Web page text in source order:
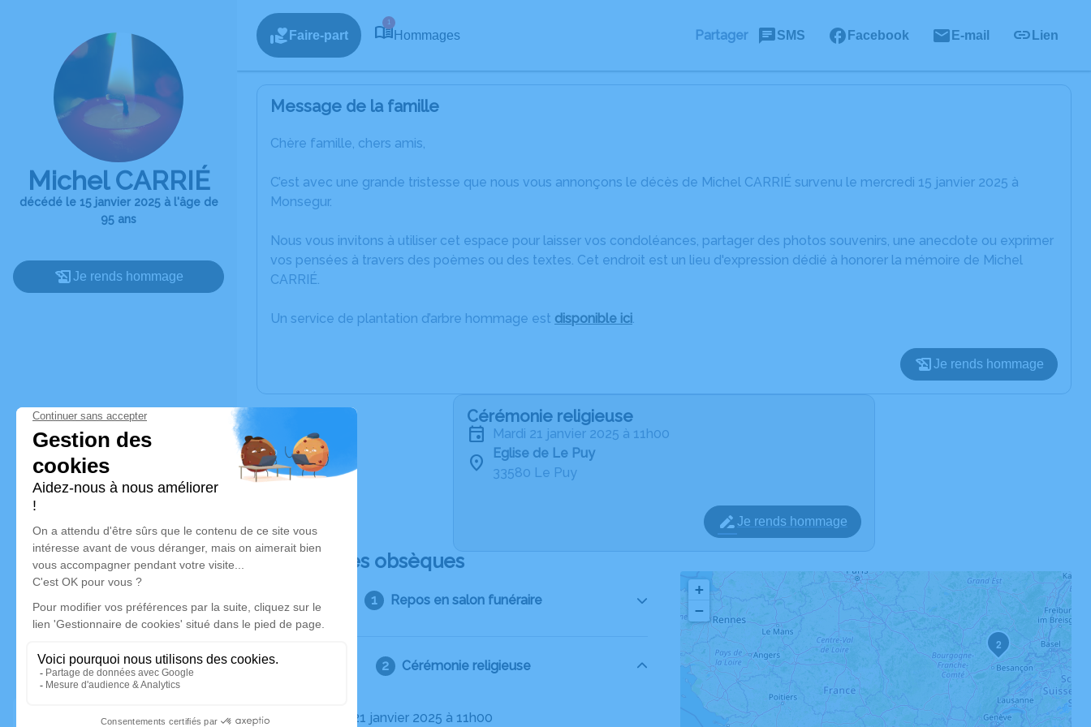
Michel CARRIÉ
décédé le 15 janvier 2025 à l'âge de
95 ans
Je rends hommage
Faire-part
1
Hommages Partager SMS Facebook E-mail Lien
Message de la famille
Chère famille, chers amis,
C’est avec une grande tristesse que nous vous annonçons le décès de Michel CARRIÉ survenu le mercredi 15 janvier 2025 à
Monsegur.
Nous vous invitons à utiliser cet espace pour laisser vos condoléances, partager des photos souvenirs, une anecdote ou exprimer
vos pensées à travers des poèmes ou des textes. Cet endroit est un lieu d'expression dédié à honorer la mémoire de Michel
CARRIÉ.
Un service de plantation d’arbre hommage est disponible ici.
Je rends hommage
Cérémonie religieuse
mardi 21 janvier 2025 à 11h00
Eglise de Le Puy
33580 Le Puy
Je rends hommage
Déroulé des obsèques
Repos en salon funéraire
Cérémonie religieuse
Le mardi 21 janvier 2025 à 11h00
2
+
−